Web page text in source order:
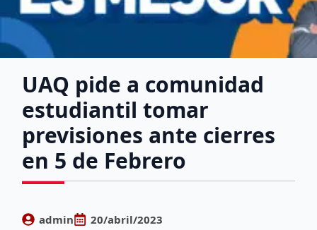
UAQ pide a comunidad
estudiantil tomar
previsiones ante cierres
en 5 de Febrero
admin 20/abril/2023